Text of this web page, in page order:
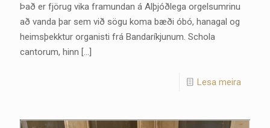
Það er fjörug vika framundan á Alþjóðlega orgelsumrinu
að vanda þar sem við sögu koma bæði óbó, hanagal og
heimsþekktur organisti frá Bandaríkjunum. Schola
cantorum, hinn […]
Lesa meira